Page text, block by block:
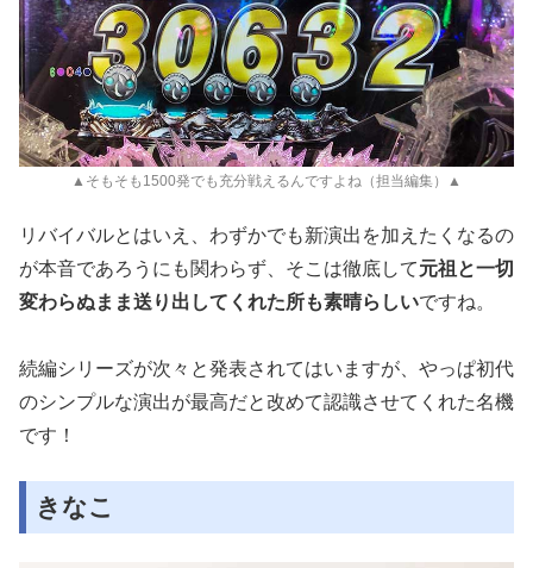
▲そもそも1500発でも充分戦えるんですよね（担当編集）▲
リバイバルとはいえ、わずかでも新演出を加えたくなるの
が本音であろうにも関わらず、そこは徹底して元祖と一切
変わらぬまま送り出してくれた所も素晴ら しいですね。
続編シリーズが次々と発表されてはいますが、やっぱ初代
のシンプルな演出が最高だと改めて認識させてくれた名機
です！
きなこ